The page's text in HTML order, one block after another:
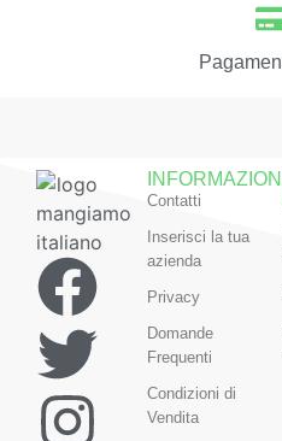
Contatti
Inserisci la tua
azienda
Privacy
Domande
Frequenti
Condizioni di
Vendita